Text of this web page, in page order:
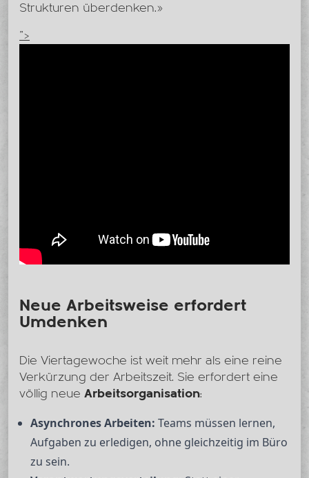
Strukturen überdenken.»
">
Neue Arbeitsweise erfordert
Umdenken
Die Viertagewoche ist weit mehr als eine reine
Verkürzung der Arbeitszeit. Sie erfordert eine
völlig neue Arbeitsorganisation:
Asynchrones Arbeiten: Teams müssen lernen,
Aufgaben zu erledigen, ohne gleichzeitig im Büro
zu sein.